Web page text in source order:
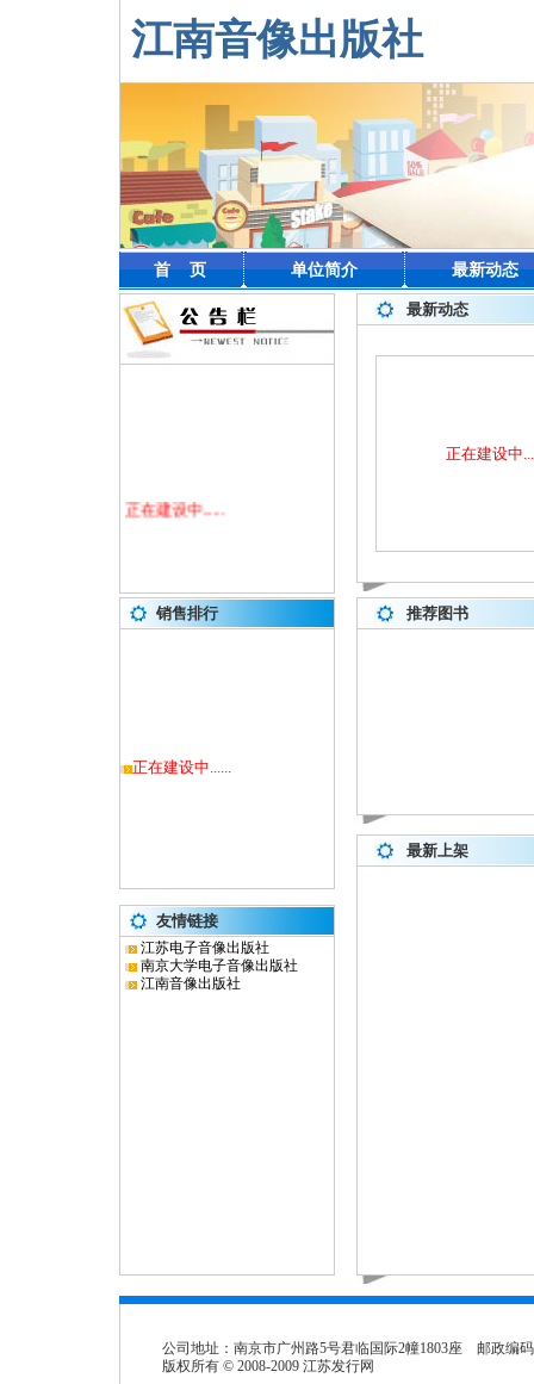
江南音像出版社
首 页 单位简介 最新动态
正在建设中......
最新动态
正在建设中
销售排行
正在建设中......
友情链接
推荐图书
最新上架
公司地址：南京市广州路5号君临国际2幢1803座 邮政编码
版权所有 © 2008-2009 江苏发行网